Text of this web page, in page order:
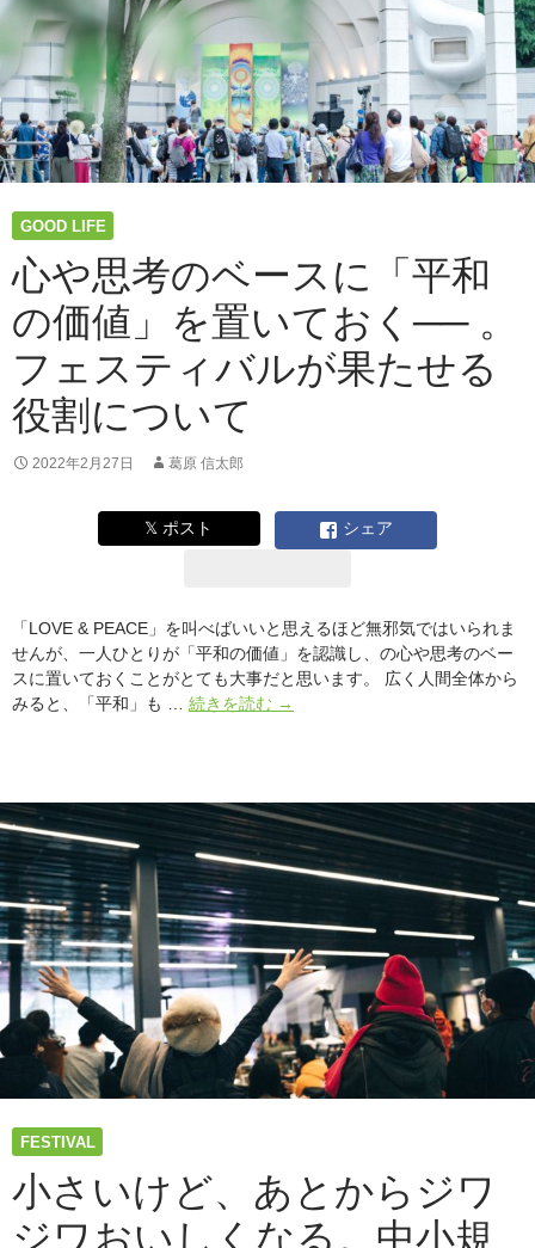
な
い
山。
そ
こ
で
暮
ら
GOOD LIFE
心や思考のベースに「平和
の価値」を置いておく── 。
フェスティバルが果たせる
役割について
2022年2月27日 葛原 信太郎
𝕏 ポスト シェア
「LOVE & PEACE」を叫べばいいと思えるほど無邪気ではいられま
せんが、一人ひとりが「平和の価値」を認識し、の心や思考のベー
スに置いておくことがとても大事だと思います。 広く人間全体から
みると、「平和」も … 続きを読む 心
の
ベ
ス
「平
和
の
価
値」
を
置
い
く
──
。
→
FESTIVAL
小さいけど、あとからジワ
ジワおいしくなる。中小規